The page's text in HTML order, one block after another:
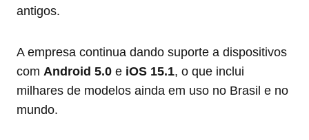
antigos.
A empresa continua dando suporte a dispositivos
com Android 5.0 e iOS 15.1, o que inclui
milhares de modelos ainda em uso no Brasil e no
mundo.